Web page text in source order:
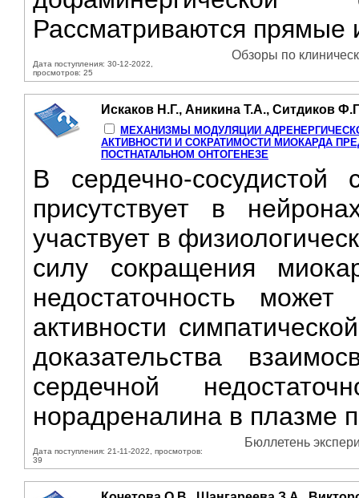
Рассматриваются
Дата поступления: 30-12-2022,
просмотров: 25
Обзоры по
Искаков Н.Г., Аникина Т.А., Ситдиков
МЕХАНИЗМЫ МОДУЛЯЦИИ
АКТИВНОСТИ И СОКРАТИМОСТИ МИОКАРДА
ПОСТНАТАЛЬНОМ ОНТОГЕНЕЗЕ
В сердечно-
присутствует в
участвует в
силу сокращения
недостаточность
активности
доказательства
сердечной
норадреналина в
Дата поступления: 21-11-2022, просмотров:
39
Бюллетень